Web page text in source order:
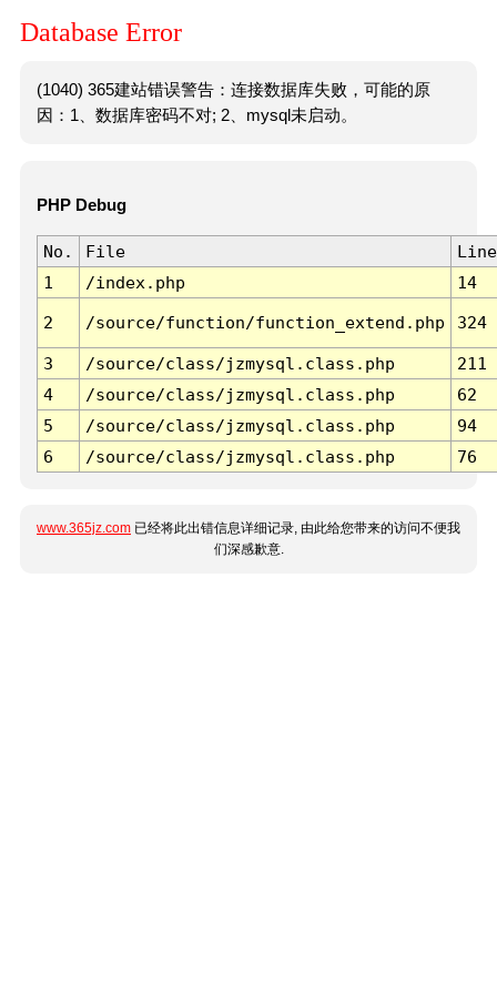
Database Error
(1040) 365建站错误警告：连接数据库失败，可能的原
因：1、数据库密码不对; 2、mysql未启动。
PHP Debug
No. File
Line
1
/index.php 14
2 /source/function/function_extend.php 324
3 /source/class/jzmysql.class.php
211
4
/source/class/jzmysql.class.php
62
5
/source/class/jzmysql.class.php
94
6
/source/class/jzmysql.class.php 76
www.365jz.com 已经将此出错信息详细记录, 由此给您带来的访问不便我
们深感歉意.